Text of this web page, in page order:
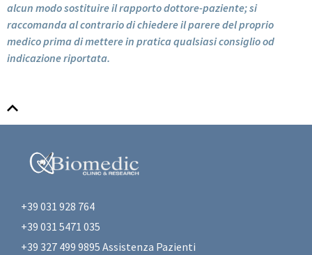
alcun modo sostituire il rapporto dottore-paziente; si
raccomanda al contrario di chiedere il parere del proprio
medico prima di mettere in pratica qualsiasi consiglio od
indicazione riportata.
+39 031 928 764
+39 031 5471 035
+39 327 499 9895 Assistenza Pazienti